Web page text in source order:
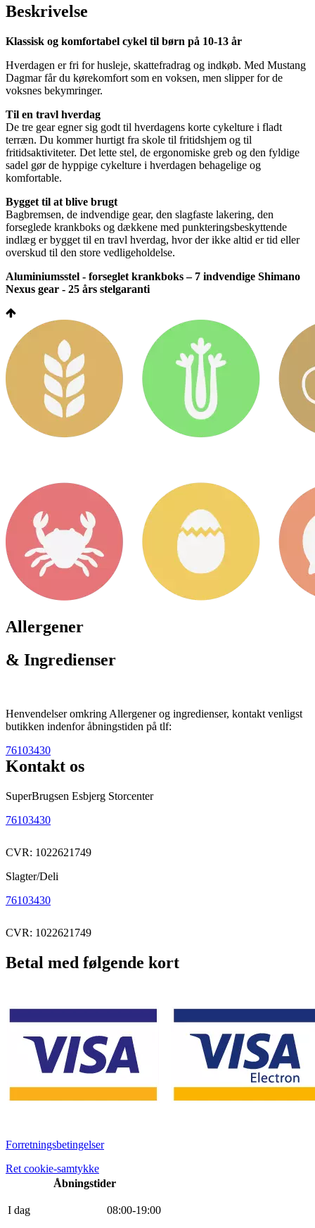
Beskrivelse
Klassisk og komfortabel cykel til børn på 10-13 år
Hverdagen er fri for husleje, skattefradrag og indkøb. Med Mustang
Dagmar får du kørekomfort som en voksen, men slipper for de
voksnes bekymringer.
Til en travl hverdag
De tre gear egner sig godt til hverdagens korte cykelture i fladt
terræn. Du kommer hurtigt fra skole til fritidshjem og til
fritidsaktiviteter. Det lette stel, de ergonomiske greb og den fyldige
sadel gør de hyppige cykelture i hverdagen behagelige og
komfortable.
Bygget til at blive brugt
Bagbremsen, de indvendige gear, den slagfaste lakering, den
forseglede krankboks og dækkene med punkteringsbeskyttende
indlæg er bygget til en travl hverdag, hvor der ikke altid er tid eller
overskud til den store vedligeholdelse.
Aluminiumsstel - forseglet krankboks – 7 indvendige Shimano
Nexus gear - 25 års stelgaranti
Allergener
& Ingredienser
Henvendelser omkring Allergener og ingredienser, kontakt venligst
butikken indenfor åbningstiden på tlf:
76103430
Kontakt os
SuperBrugsen Esbjerg Storcenter
76103430
CVR: 1022621749
Slagter/Deli
76103430
CVR: 1022621749
Betal med følgende kort
Forretningsbetingelser
Ret cookie-samtykke
Åbningstider
I dag 08:00-19:00